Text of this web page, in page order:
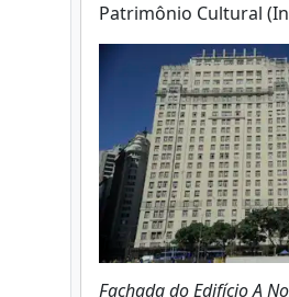
Patrimônio Cultural
Fachada do Edifício A